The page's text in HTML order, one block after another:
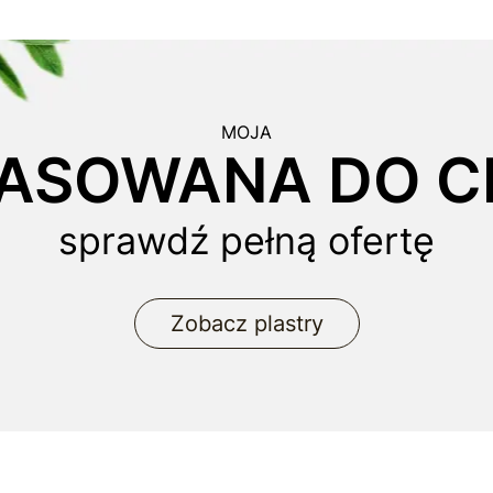
MOJA
DO
sprawdź pełną ofertę
Zobacz plastry